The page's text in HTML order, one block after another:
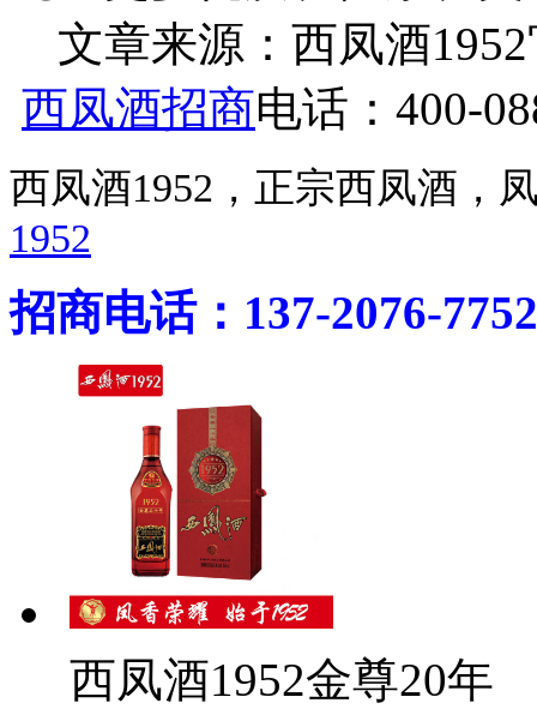
文章来源：西凤酒
西凤酒招商电话：400-
西凤酒1952，正宗西凤酒
1952
招商电话：137-2076-7752
西凤酒1952金尊20年